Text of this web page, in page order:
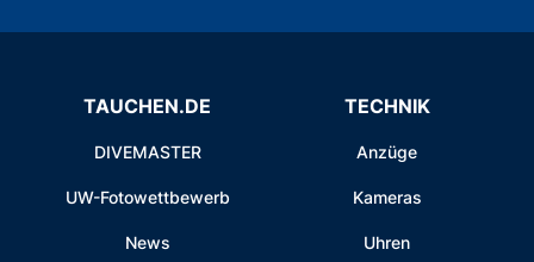
TAUCHEN.DE
DIVEMASTER
UW-Fotowettbewerb
News
TECHNIK
Anzüge
Kameras
Uhren